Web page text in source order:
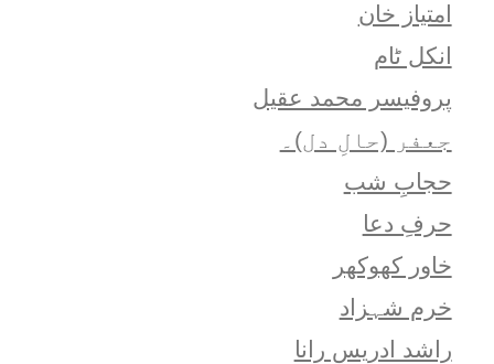
امتياز خان
انکل ٹام
پروفیسر محمد عقیل
جعفر (حالِ دل)۔
حجابِ شب
حرفِ دعا
خاور کھوکھر
خرم شہزاد
راشد ادریس رانا